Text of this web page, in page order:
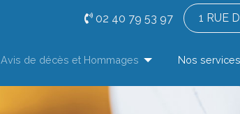
02 40 79 53 97 1 RUE
Avis de décès et Hommages Nos services